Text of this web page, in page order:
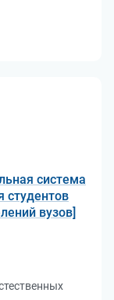
система
студентов
вузов]